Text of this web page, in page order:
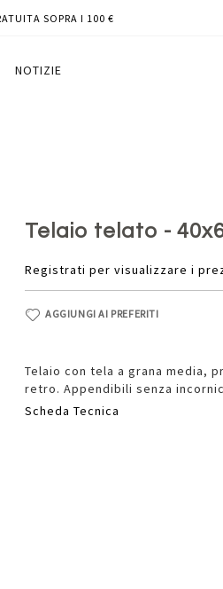
SOPRA I 100 €
NOTIZIE
Telaio telato -
Registrati per visualizzare i
AGGIUNGI AI PREFERITI
Telaio con tela a grana media,
retro. Appendibili senza
Scheda Tecnica